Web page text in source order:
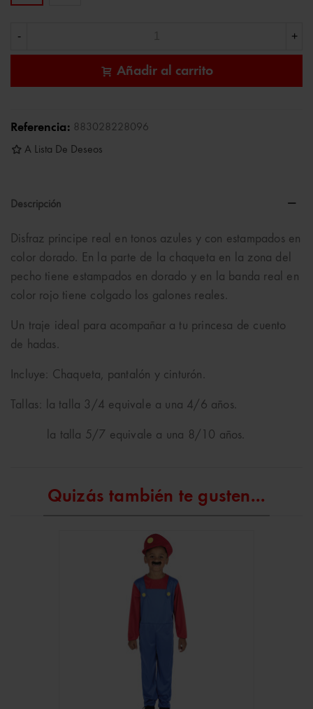
- +
Añadir al carrito
Referencia: 883028228096
A Lista De Deseos
Descripción
Disfraz principe real en tonos azules y con estampados en
color dorado. En la parte de la chaqueta en la zona del
pecho tiene estampados en dorado y en la banda real en
color rojo tiene colgado los galones reales.
Un traje ideal para acompañar a tu princesa de cuento
de hadas.
Incluye: Chaqueta, pantalón y cinturón.
Tallas: la talla 3/4 equivale a una 4/6 años.
la talla 5/7 equivale a una 8/10 años.
Quizás también te gusten...